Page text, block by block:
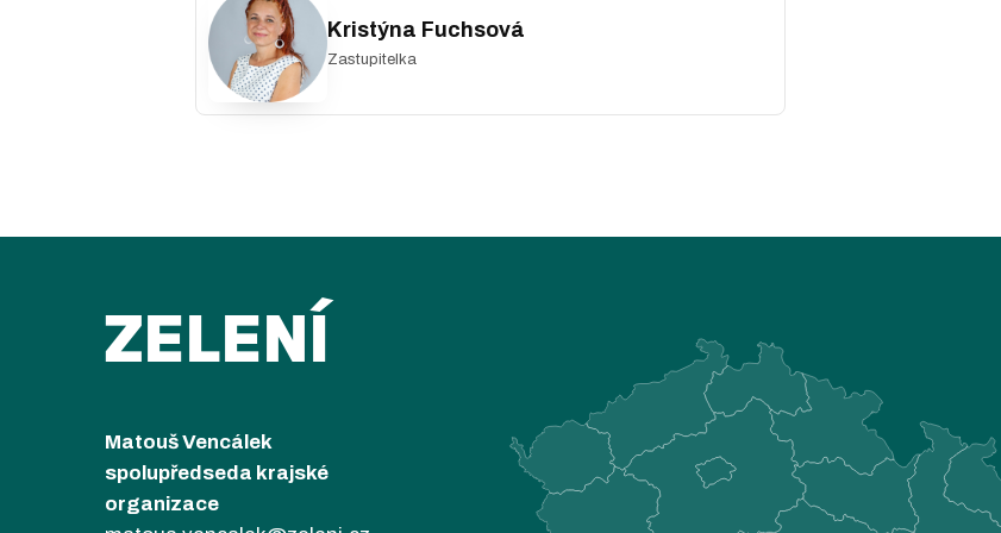
Kristýna Fuchsová
Zastupitelka
ZELENÍ
Matouš Vencálek
spolupředseda krajské
organizace